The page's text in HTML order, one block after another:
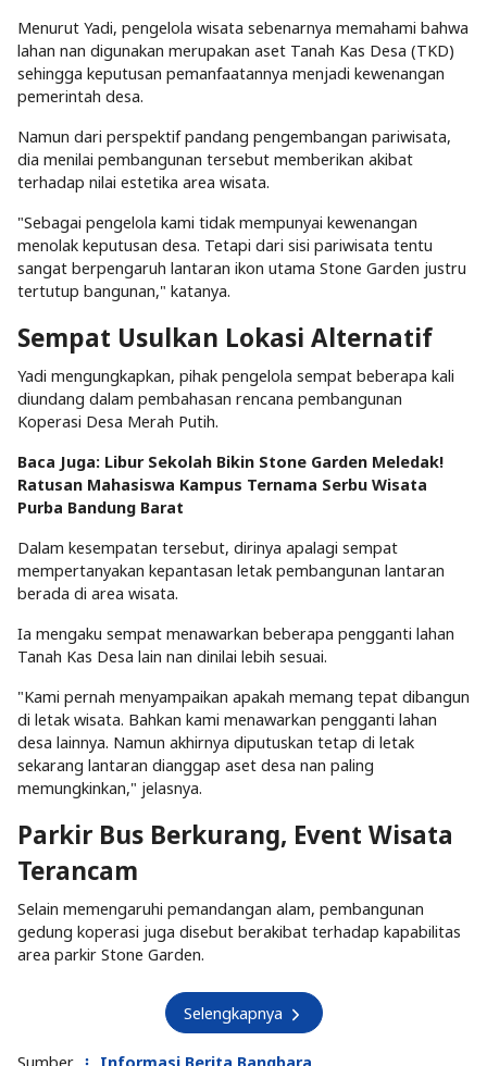
Menurut Yadi, pengelola wisata sebenarnya memahami bahwa
lahan nan digunakan merupakan aset Tanah Kas Desa (TKD)
sehingga keputusan pemanfaatannya menjadi kewenangan
pemerintah desa.
Namun dari perspektif pandang pengembangan pariwisata,
dia menilai pembangunan tersebut memberikan akibat
terhadap nilai estetika area wisata.
"Sebagai pengelola kami tidak mempunyai kewenangan
menolak keputusan desa. Tetapi dari sisi pariwisata tentu
sangat berpengaruh lantaran ikon utama Stone Garden justru
tertutup bangunan," katanya.
Sempat Usulkan Lokasi Alternatif
Yadi mengungkapkan, pihak pengelola sempat beberapa kali
diundang dalam pembahasan rencana pembangunan
Koperasi Desa Merah Putih.
Baca Juga: Libur Sekolah Bikin Stone Garden Meledak!
Ratusan Mahasiswa Kampus Ternama Serbu Wisata
Purba Bandung Barat
Dalam kesempatan tersebut, dirinya apalagi sempat
mempertanyakan kepantasan letak pembangunan lantaran
berada di area wisata.
Ia mengaku sempat menawarkan beberapa pengganti lahan
Tanah Kas Desa lain nan dinilai lebih sesuai.
"Kami pernah menyampaikan apakah memang tepat dibangun
di letak wisata. Bahkan kami menawarkan pengganti lahan
desa lainnya. Namun akhirnya diputuskan tetap di letak
sekarang lantaran dianggap aset desa nan paling
memungkinkan," jelasnya.
Parkir Bus Berkurang, Event Wisata
Terancam
Selain memengaruhi pemandangan alam, pembangunan
gedung koperasi juga disebut berakibat terhadap kapabilitas
area parkir Stone Garden.
Selengkapnya